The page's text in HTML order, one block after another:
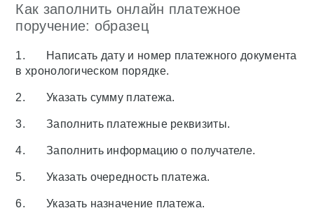
Как заполнить онлайн платежное
поручение: образец
1. Написать дату и номер платежного документа
в хронологическом порядке.
2. Указать сумму платежа.
3. Заполнить платежные реквизиты.
4. Заполнить информацию о получателе.
5. Указать очередность платежа.
6. Указать назначение платежа.